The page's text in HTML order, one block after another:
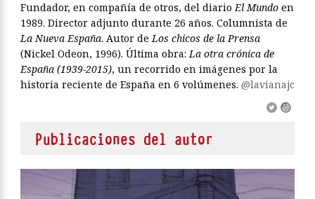
Fundador, en compañía de otros, del diarioEl Mundo en
1989. Director adjunto durante 26 años. Columnista de
La Nueva España. Autor deLos chicos de la Prensa
(Nickel Odeon, 1996). Última obra:La otra crónica de
España (1939-2015), un recorrido en imágenes por la
historia reciente de España en 6 volúmenes. @lavianajc
Publicaciones del autor